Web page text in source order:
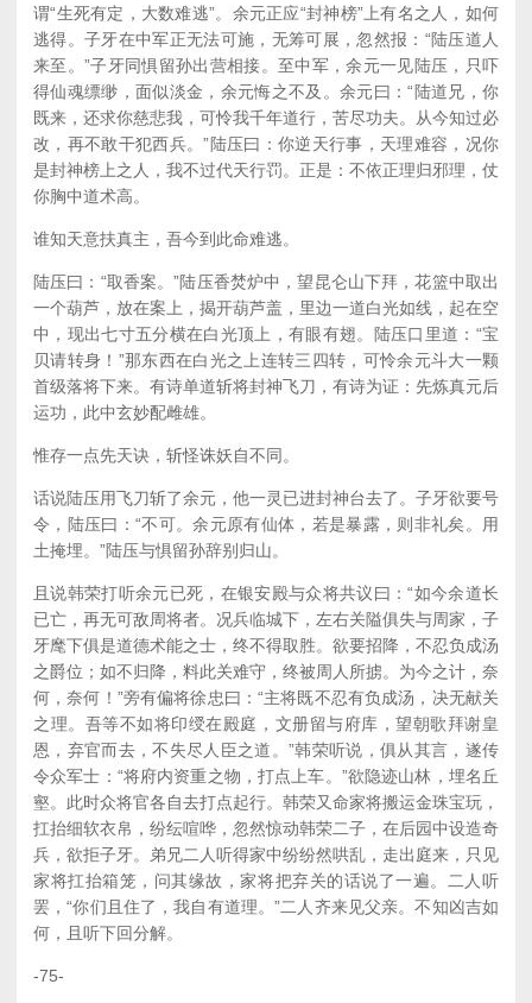
谓“生死有定，大数难逃”。余元正应“封神榜”上有名之人，如何
逃得。子牙在中军正无法可施，无筹可展，忽然报：“陆压道人
来至。”子牙同惧留孙出营相接。至中军，余元一见陆压，只吓
得仙魂缥缈，面似淡金，余元悔之不及。余元曰：“陆道兄，你
既来，还求你慈悲我，可怜我千年道行，苦尽功夫。从今知过必
改，再不敢干犯西兵。”陆压曰：你逆天行事，天理难容，况你
是封神榜上之人，我不过代天行罚。正是：不依正理归邪理，仗
你胸中道术高。
谁知天意扶真主，吾今到此命难逃。
陆压曰：“取香案。”陆压香焚炉中，望昆仑山下拜，花篮中取出
一个葫芦，放在案上，揭开葫芦盖，里边一道白光如线，起在空
中，现出七寸五分横在白光顶上，有眼有翅。陆压口里道：“宝
贝请转身！”那东西在白光之上连转三四转，可怜余元斗大一颗
首级落将下来。有诗单道斩将封神飞刀，有诗为证：先炼真元后
运功，此中玄妙配雌雄。
惟存一点先天诀，斩怪诛妖自不同。
话说陆压用飞刀斩了余元，他一灵已进封神台去了。子牙欲要号
令，陆压曰：“不可。余元原有仙体，若是暴露，则非礼矣。用
土掩埋。”陆压与惧留孙辞别归山。
且说韩荣打听余元已死，在银安殿与众将共议曰：“如今余道长
已亡，再无可敌周将者。况兵临城下，左右关隘俱失与周家，子
牙麾下俱是道德术能之士，终不得取胜。欲要招降，不忍负成汤
之爵位；如不归降，料此关难守，终被周人所掳。为今之计，奈
何，奈何！”旁有偏将徐忠曰：“主将既不忍有负成汤，决无献关
之理。吾等不如将印绶在殿庭，文册留与府库，望朝歌拜谢皇
恩，弃官而去，不失尽人臣之道。”韩荣听说，俱从其言，遂传
令众军士：“将府内资重之物，打点上车。”欲隐迹山林，埋名丘
壑。此时众将官各自去打点起行。韩荣又命家将搬运金珠宝玩，
扛抬细软衣帛，纷纭喧哗，忽然惊动韩荣二子，在后园中设造奇
兵，欲拒子牙。弟兄二人听得家中纷纷然哄乱，走出庭来，只见
家将扛抬箱笼，问其缘故，家将把弃关的话说了一遍。二人听
罢，“你们且住了，我自有道理。”二人齐来见父亲。不知凶吉如
何，且听下回分解。
-75-